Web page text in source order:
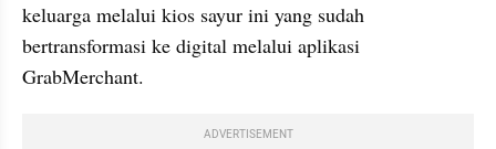
keluarga melalui kios sayur ini yang sudah
bertransformasi ke digital melalui aplikasi
GrabMerchant.
ADVERTISEMENT